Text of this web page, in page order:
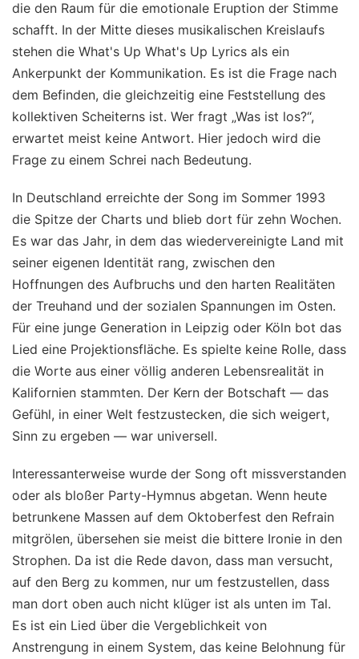
die den Raum für die emotionale Eruption der Stimme
schafft. In der Mitte dieses musikalischen Kreislaufs
stehen die What's Up What's Up Lyrics als ein
Ankerpunkt der Kommunikation. Es ist die Frage nach
dem Befinden, die gleichzeitig eine Feststellung des
kollektiven Scheiterns ist. Wer fragt „Was ist los?“,
erwartet meist keine Antwort. Hier jedoch wird die
Frage zu einem Schrei nach Bedeutung.
In Deutschland erreichte der Song im Sommer 1993
die Spitze der Charts und blieb dort für zehn Wochen.
Es war das Jahr, in dem das wiedervereinigte Land mit
seiner eigenen Identität rang, zwischen den
Hoffnungen des Aufbruchs und den harten Realitäten
der Treuhand und der sozialen Spannungen im Osten.
Für eine junge Generation in Leipzig oder Köln bot das
Lied eine Projektionsfläche. Es spielte keine Rolle, dass
die Worte aus einer völlig anderen Lebensrealität in
Kalifornien stammten. Der Kern der Botschaft — das
Gefühl, in einer Welt festzustecken, die sich weigert,
Sinn zu ergeben — war universell.
Interessanterweise wurde der Song oft missverstanden
oder als bloßer Party-Hymnus abgetan. Wenn heute
betrunkene Massen auf dem Oktoberfest den Refrain
mitgrölen, übersehen sie meist die bittere Ironie in den
Strophen. Da ist die Rede davon, dass man versucht,
auf den Berg zu kommen, nur um festzustellen, dass
man dort oben auch nicht klüger ist als unten im Tal.
Es ist ein Lied über die Vergeblichkeit von
Anstrengung in einem System, das keine Belohnung für